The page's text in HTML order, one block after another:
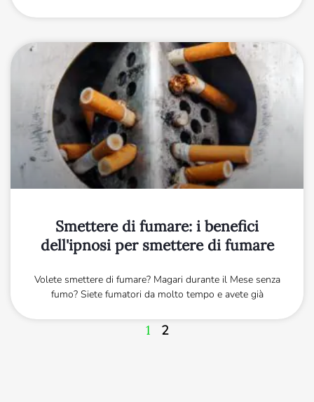
Smettere di fumare: i benefici
dell'ipnosi per smettere di fumare
Volete smettere di fumare? Magari durante il Mese senza
fumo? Siete fumatori da molto tempo e avete già
1 2